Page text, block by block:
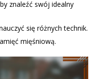
znaleźć swój idealny
się różnych technik.
mięśniową.